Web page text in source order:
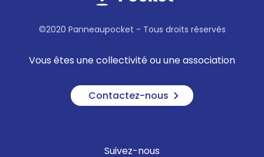
©2020 Panneaupocket - Tous droits réservés
Vous êtes une collectivité ou une association
Contactez-nous
Suivez-nous